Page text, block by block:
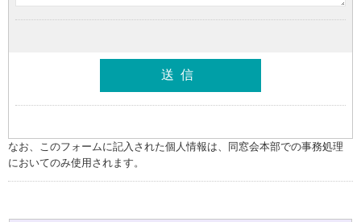
なお、このフォームに記入された個人情報は、同窓会本部での事務処理
においてのみ使用されます。